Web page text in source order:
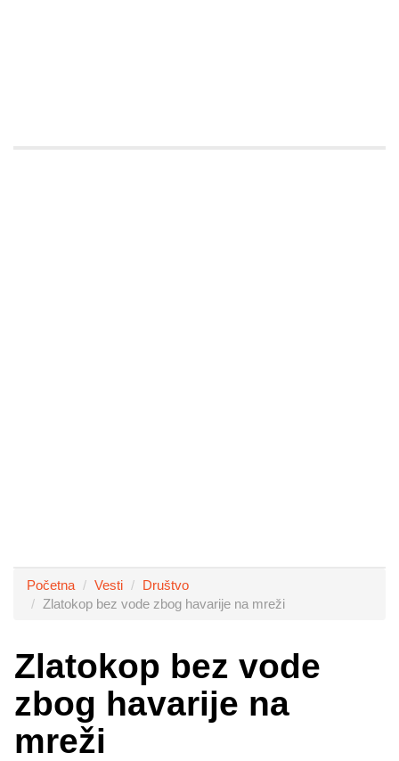
Početna Vesti
Društvo
Zlatokop bez vode zbog havarije na mreži
Zlatokop bez vode
zbog havarije na
mreži